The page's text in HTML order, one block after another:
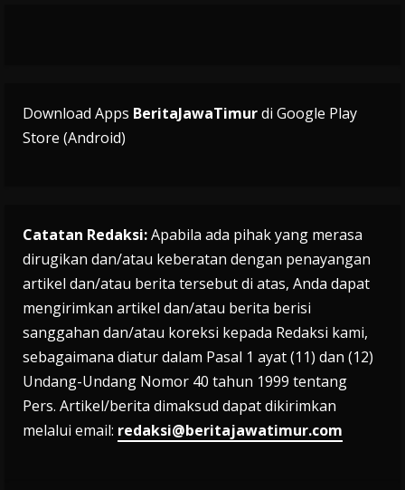
Download Apps BeritaJawaTimurdi Google Play
Store (Android)
Catatan Redaksi:Apabila ada pihak yang merasa
dirugikan dan/atau keberatan dengan penayangan
artikel dan/atau berita tersebut di atas, Anda dapat
mengirimkan artikel dan/atau berita berisi
sanggahan dan/atau koreksi kepada Redaksi kami,
sebagaimana diatur dalam Pasal 1 ayat (11) dan (12)
Undang-Undang Nomor 40 tahun 1999 tentang
Pers. Artikel/berita dimaksud dapat dikirimkan
melalui email: redaksi@beritajawatimur.com